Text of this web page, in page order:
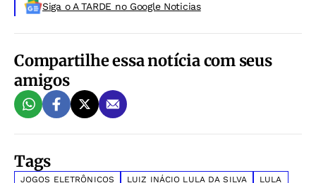
Siga o A TARDE no Google Noticias
Compartilhe essa notícia com seus
amigos
Tags
JOGOS ELETRÔNICOS LUIZ INÁCIO LULA DA SILVA
LULA